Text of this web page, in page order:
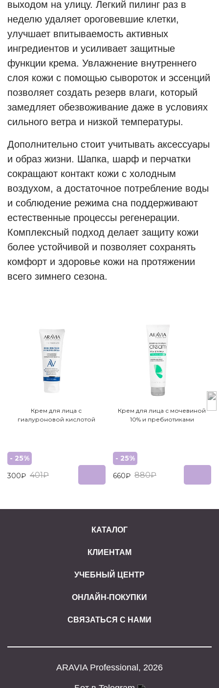
выходом на улицу. Легкий пилинг раз в
неделю удаляет ороговевшие клетки,
улучшает впитываемость активных
ингредиентов и усиливает защитные
функции крема. Увлажнение внутреннего
слоя кожи с помощью сывороток и эссенций
позволяет создать резерв влаги, который
замедляет обезвоживание даже в условиях
сильного ветра и низкой температуры.
Дополнительно стоит учитывать аксессуары
и образ жизни. Шапка, шарф и перчатки
сокращают контакт кожи с холодным
воздухом, а достаточное потребление воды
и соблюдение режима сна поддерживают
естественные процессы регенерации.
Комплексный подход делает защиту кожи
более устойчивой и позволяет сохранять
комфорт и здоровье кожи на протяжении
всего зимнего сезона.
Крем для лица с
гиалуроновой кислотой
- 25%
300₽ 401₽
Крем для лица с мочевиной
10% и пребиотиками
- 25%
660₽ 880₽
КАТАЛОГ
КЛИЕНТАМ
УЧЕБНЫЙ ЦЕНТР
ОНЛАЙН-ПОКУПКИ
СВЯЗАТЬСЯ С НАМИ
ARAVIA Professional, 2026